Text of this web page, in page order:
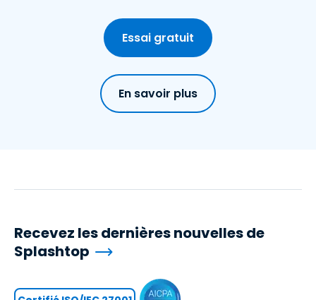
Essai gratuit
En savoir plus
Recevez les dernières nouvelles de
Splashtop